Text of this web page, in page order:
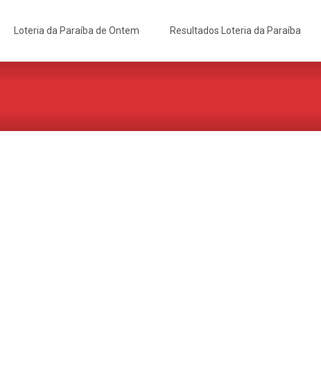
Loteria da Paraíba de Ontem Resultados Loteria da Paraíba